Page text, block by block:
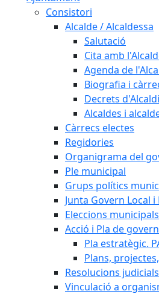
Consistori
Alcalde / Alcaldessa
Salutació
Cita amb
Agenda de
Biografia i
Decrets
Alcaldes i
Càrrecs electes
Regidories
Organigrama del
Ple municipal
Grups polítics
Junta Govern Local
Eleccions municipals
Acció i Pla de govern
Pla estratègic.
Plans,
Resolucions
Vinculació a